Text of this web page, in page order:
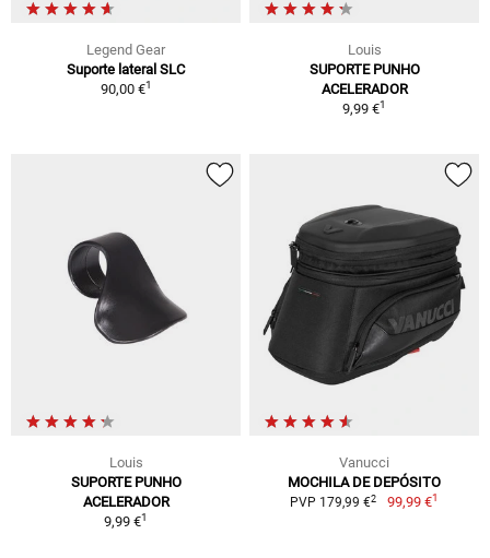
Legend Gear
Suporte lateral SLC
90,00 €1
Louis
SUPORTE PUNHO
ACELERADOR
9,99 €1
Louis
SUPORTE PUNHO
ACELERADOR
9,99 €1
Vanucci
MOCHILA DE DEPÓSITO
PVP 179,99 €2 99,99 €1